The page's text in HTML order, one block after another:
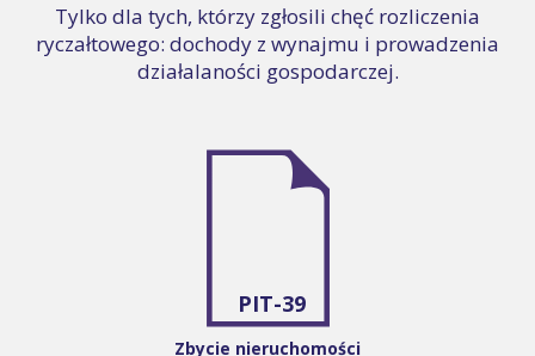
Tylko dla tych, którzy zgłosili chęć rozliczenia
ryczałtowego: dochody z wynajmu i prowadzenia
działalaności gospodarczej.
PIT-39
Zbycie nieruchomości